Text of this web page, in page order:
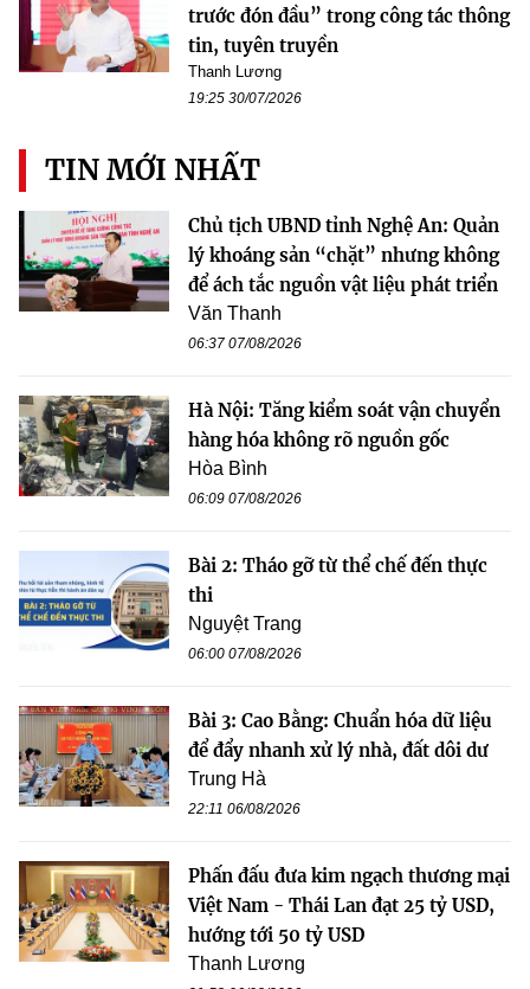
trước đón đầu” trong công tác thông
tin, tuyên truyền
Thanh Lương
19:25 30/07/2026
TIN MỚI NHẤT
Chủ tịch UBND tỉnh Nghệ An: Quản
lý khoáng sản “chặt” nhưng không
để ách tắc nguồn vật liệu phát triển
Văn Thanh
06:37 07/08/2026
Hà Nội: Tăng kiểm soát vận chuyển
hàng hóa không rõ nguồn gốc
Hòa Bình
06:09 07/08/2026
Bài 2: Tháo gỡ từ thể chế đến thực
thi
Nguyệt Trang
06:00 07/08/2026
Bài 3: Cao Bằng: Chuẩn hóa dữ liệu
để đẩy nhanh xử lý nhà, đất dôi dư
Trung Hà
22:11 06/08/2026
Phấn đấu đưa kim ngạch thương mại
Việt Nam - Thái Lan đạt 25 tỷ USD,
hướng tới 50 tỷ USD
Thanh Lương